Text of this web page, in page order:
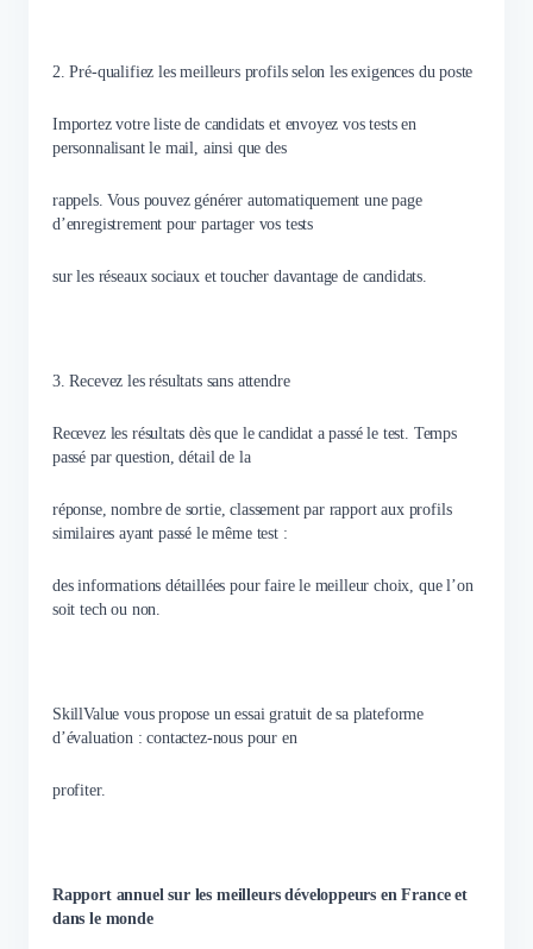
2. Pré-qualifiez les meilleurs profils selon les exigences du poste
Importez votre liste de candidats et envoyez vos tests en
personnalisant le mail, ainsi que des
rappels. Vous pouvez générer automatiquement une page
d’enregistrement pour partager vos tests
sur les réseaux sociaux et toucher davantage de candidats.
3. Recevez les résultats sans attendre
Recevez les résultats dès que le candidat a passé le test. Temps
passé par question, détail de la
réponse, nombre de sortie, classement par rapport aux profils
similaires ayant passé le même test :
des informations détaillées pour faire le meilleur choix, que l’on
soit tech ou non.
SkillValue vous propose un essai gratuit de sa plateforme
d’évaluation : contactez-nous pour en
profiter.
Rapport annuel sur les meilleurs développeurs en France et
dans le monde